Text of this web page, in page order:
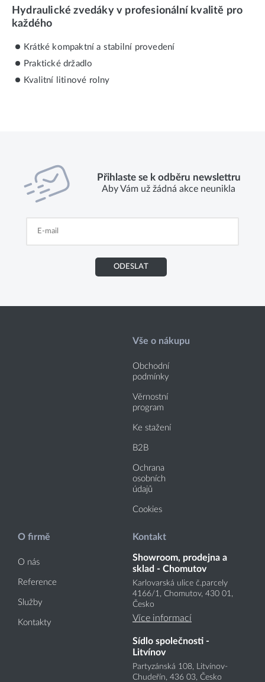
Hydraulické zvedáky v profesionální kvalitě pro
každého
Krátké kompaktní a stabilní provedení
Praktické držadlo
Kvalitní litinové rolny
Přihlaste se k odběru newslettru
Aby Vám už žádná akce neunikla
ODESLAT
Vše o nákupu
Obchodní
podmínky
Věrnostní
program
Ke stažení
B2B
Ochrana
osobních
údajů
Cookies
O firmě
O nás
Reference
Služby
Kontakty
Kontakt
Showroom, prodejna a
sklad - Chomutov
Karlovarská ulice č.parcely
4166/1, Chomutov, 430 01,
Česko
Více informací
Sídlo společnosti -
Litvínov
Partyzánská 108, Litvínov-
Chudeřín, 436 03, Česko